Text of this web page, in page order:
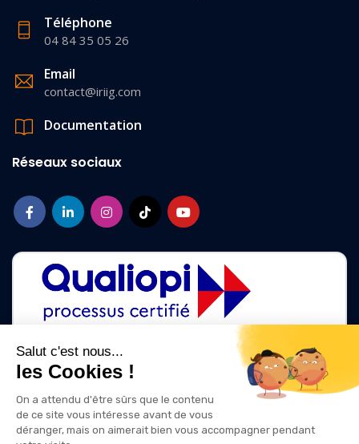
Salut c'est nous...
les Cookies !
On a attendu d'être sûrs que le contenu
de ce site vous intéresse avant de vous
déranger, mais on aimerait bien vous accompagner pendant
Téléphone
04 84 35 05 26
Email
contact@iriig.com
Documentation
Réseaux sociaux
La certification qualité a été délivrée au titre des catégories d'action
ACTIONS DE FORMATION
ACTIONS DE FORMATION PAR APPRENTISSAGE